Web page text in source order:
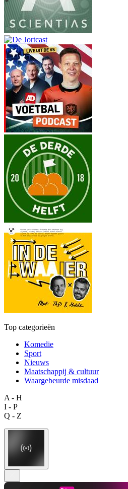
Top categorieën
Komedie
Sport
Nieuws
Maatschappij & cultuur
Waargebeurde misdaad
A - H
I - P
Q - Z